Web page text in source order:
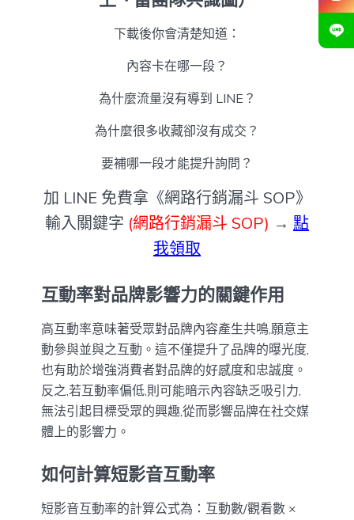
下載後你會清楚知道：
內容卡在哪一段？
為什麼流量沒有導到 LINE？
為什麼很多收藏卻沒有成交？
要補哪一段才能提升詢問？
加 LINE 免費拿《網路行銷漏斗 SOP》
輸入關鍵字 (網路行銷漏斗 SOP) → 點
我領取
互動率對品牌影響力的關鍵作用
高互動率意味著受眾對品牌內容產生共鳴,願意主
動參與並與之互動。這不僅提升了品牌的曝光度,
也有助於增強消費者對品牌的好感度和忠誠度。
反之,若互動率偏低,則可能暗示內容缺乏吸引力,
無法引起目標受眾的興趣,從而影響品牌在社交媒
體上的影響力。
如何計算短影音互動率
短影音互動率的計算公式為：互動數/觀看數 ×